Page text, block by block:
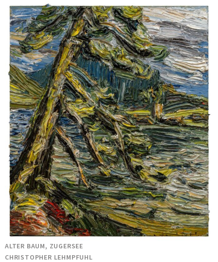
ALTER BAUM, ZUGERSEE
CHRISTOPHER LEHMPFUHL